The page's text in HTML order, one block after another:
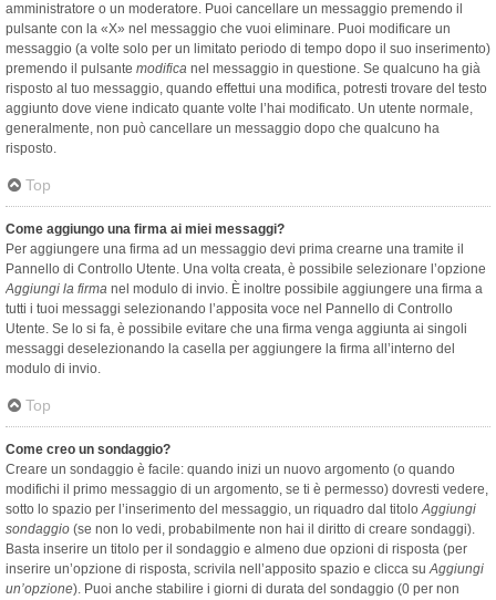
amministratore o un moderatore. Puoi cancellare un messaggio premendo il
pulsante con la «X» nel messaggio che vuoi eliminare. Puoi modificare un
messaggio (a volte solo per un limitato periodo di tempo dopo il suo inserimento)
premendo il pulsante modifica nel messaggio in questione. Se qualcuno ha già
risposto al tuo messaggio, quando effettui una modifica, potresti trovare del testo
aggiunto dove viene indicato quante volte l’hai modificato. Un utente normale,
generalmente, non può cancellare un messaggio dopo che qualcuno ha
risposto.
Top
Come aggiungo una firma ai miei messaggi?
Per aggiungere una firma ad un messaggio devi prima crearne una tramite il
Pannello di Controllo Utente. Una volta creata, è possibile selezionare l’opzione
Aggiungi la firma nel modulo di invio. È inoltre possibile aggiungere una firma a
tutti i tuoi messaggi selezionando l’apposita voce nel Pannello di Controllo
Utente. Se lo si fa, è possibile evitare che una firma venga aggiunta ai singoli
messaggi deselezionando la casella per aggiungere la firma all’interno del
modulo di invio.
Top
Come creo un sondaggio?
Creare un sondaggio è facile: quando inizi un nuovo argomento (o quando
modifichi il primo messaggio di un argomento, se ti è permesso) dovresti vedere,
sotto lo spazio per l’inserimento del messaggio, un riquadro dal titoloAggiungi
sondaggio (se non lo vedi, probabilmente non hai il diritto di creare sondaggi).
Basta inserire un titolo per il sondaggio e almeno due opzioni di risposta (per
inserire un’opzione di risposta, scrivila nell’apposito spazio e clicca suAggiungi
un’opzione). Puoi anche stabilire i giorni di durata del sondaggio (0 per non